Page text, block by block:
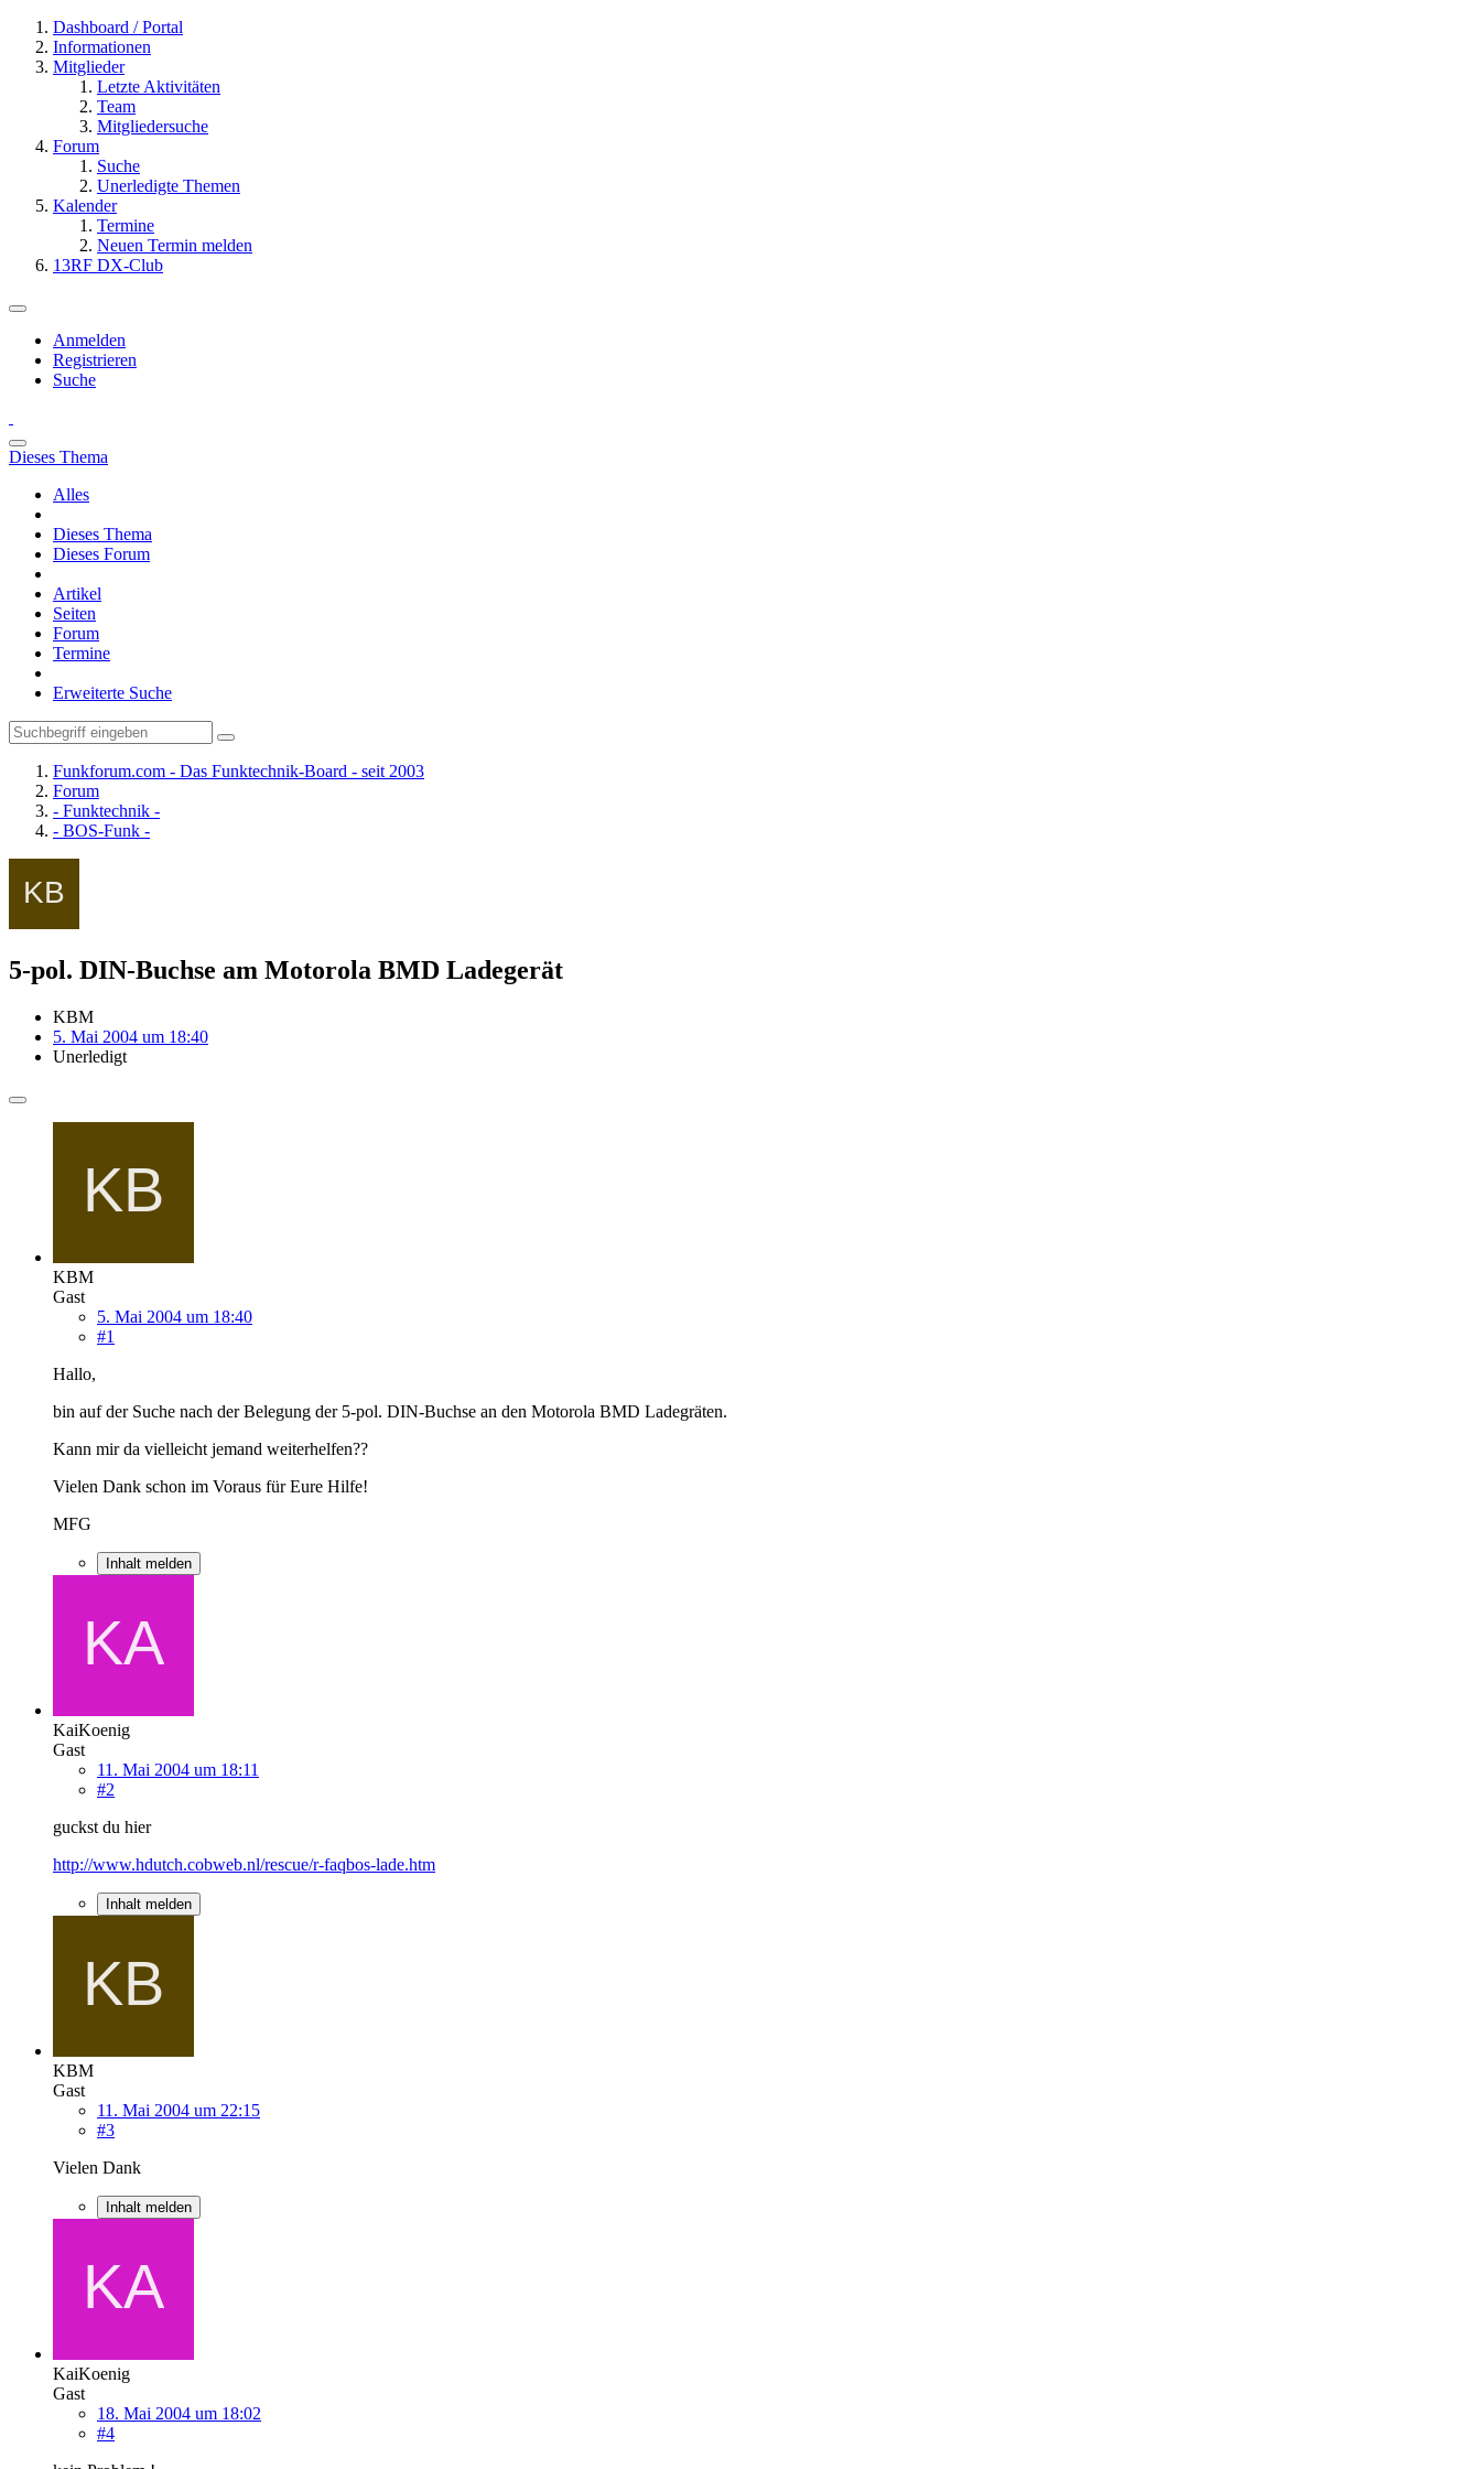
Dashboard / Portal
Informationen
Mitglieder
Letzte Aktivitäten
Team
Mitgliedersuche
Forum
Suche
Unerledigte Themen
Kalender
Termine
Neuen Termin melden
13RF DX-Club
Anmelden
Registrieren
Suche
Dieses Thema
Alles
Dieses Thema
Dieses Forum
Artikel
Seiten
Forum
Termine
Erweiterte Suche
Funkforum.com - Das Funktechnik-Board - seit 2003
Forum
- Funktechnik -
- BOS-Funk -
5-pol. DIN-Buchse am Motorola BMD Ladegerät
KBM
5. Mai 2004 um 18:40
Unerledigt
KBM
Gast
5. Mai 2004 um 18:40
#1
Hallo,
bin auf der Suche nach der Belegung der 5-pol. DIN-Buchse an den Motorola BMD Ladegräten.
Kann mir da vielleicht jemand weiterhelfen??
Vielen Dank schon im Voraus für Eure Hilfe!
MFG
Inhalt melden
KaiKoenig
Gast
11. Mai 2004 um 18:11
#2
guckst du hier
http://www.hdutch.cobweb.nl/rescue/r-faqbos-lade.htm
Inhalt melden
KBM
Gast
11. Mai 2004 um 22:15
#3
Vielen Dank
Inhalt melden
KaiKoenig
Gast
18. Mai 2004 um 18:02
#4